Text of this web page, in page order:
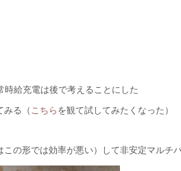
給充電は後で考えることにした
みる（ こちら を観て試してみたくなった）
の形では効率が悪い）して非安定マルチ